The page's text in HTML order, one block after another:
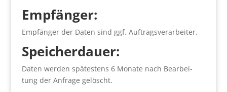
Emp­fän­ger:
Emp­fän­ger der Daten sind ggf. Auf­trags­ver­ar­bei­ter.
Spei­cher­dau­er:
Daten wer­den spä­tes­tens 6 Mona­te nach Bear­bei­
tung der Anfra­ge gelöscht.